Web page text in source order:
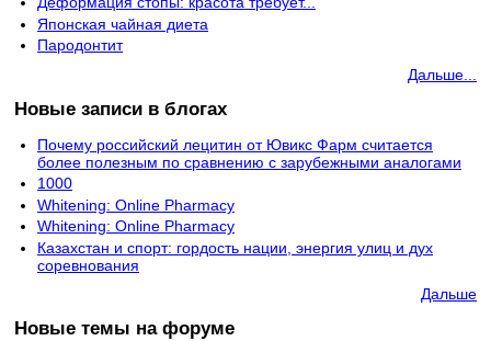
Японская чайная диета
Пародонтит
Дальше...
Новые записи в блогах
Почему российский лецитин от Ювикс Фарм считается
более полезным по сравнению с зарубежными аналогами
1000
Whitening: Online Pharmacy
Whitening: Online Pharmacy
Казахстан и спорт: гордость нации, энергия улиц и дух
соревнования
Дальше
Новые темы на форуме